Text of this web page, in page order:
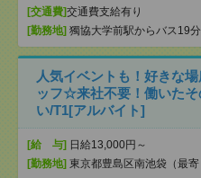
[交通費]交通費支給有り
[勤務地] 獨協大学前駅からバス19分
人気イベントも！好きな
ッフ☆来社不要！働いた
い/T1[アルバイト]
[給 与] 日給13,000円～
[勤務地] 東京都豊島区南池袋（最寄